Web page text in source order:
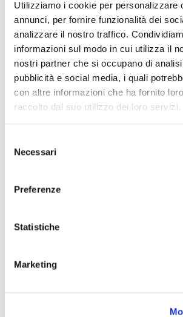
Utilizziamo i cookie per personalizzare
annunci, per fornire funzionalità dei
analizzare il nostro traffico.
informazioni sul modo in cui utilizza il
nostri partner che si occupano di
pubblicità e social media, i quali
con altre informazioni che ha fornito
raccolto dal suo utilizzo dei loro servizi.
delNecessari
Preferenze
Statistiche
Marketing
In chiusura, laSinfonia in Sol maggioren.
dopo l’Adagio d’apertura, procede con
l’autore realizza infatti uno studio
elementare, brillante, dall’energia
nelle forme più varie in tutta l’orchestra,
movimento (e tutta la partitura).